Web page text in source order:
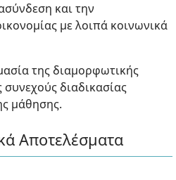
και την
με λοιπά κοινωνικά
της διαμορφωτικής
διαδικασίας
μάθησης.
Αποτελέσματα